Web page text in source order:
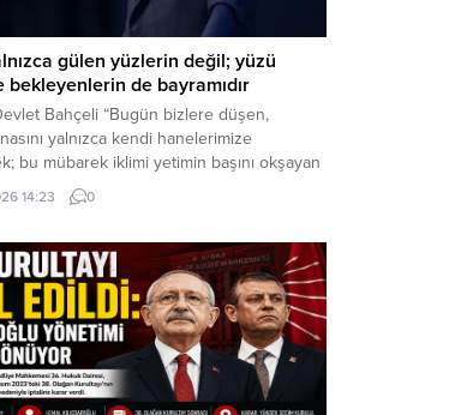
gülen yüzlerin değil; yüzü
bekleyenlerin de bayramıdır
Bahçeli “Bugün bizlere düşen,
yalnızca kendi hanelerimize
bu mübarek iklimi yetimin başını okşayan
uzanan lokmaya, yaşlının duasını
yalnızın kapısını çalan muhabbete
diye bekleyenlerin de bayramıdır.
varlık içinde...
14:23 0